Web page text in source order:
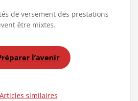
de versement des prestations
être mixtes.
l’avenir
Articles similaires